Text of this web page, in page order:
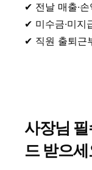
✔ 전날 매출·
✔ 미수금·미지
✔ 직원 출퇴근
사장님
드 받으